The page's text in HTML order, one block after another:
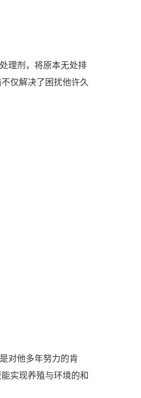
理剂，将原本无处排
仅解决了困扰他许久
对他多年努力的肯
实现养殖与环境的和